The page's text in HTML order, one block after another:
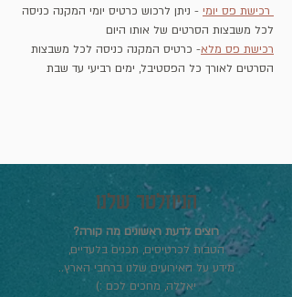
- ניתן לרכוש כרטיס יומי המקנה כניסה
לכל משבצות הסרטים של אותו היום
רכישת פס מלא- כרטיס המקנה כניסה לכל משבצות
הסרטים לאורך כל הפסטיבל, ימים רביעי עד שבת
הניוזלטר שלנו
רוצים לדעת ראשונים מה קורה?
הטבות לכרטיסים, תכנים בלעדיים,
מידע על האירועים שלנו ברחבי הארץ..
יאללה, מחכים לכם :)